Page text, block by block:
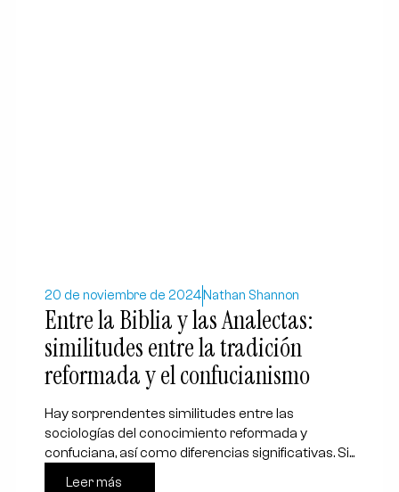
20 de noviembre de 2024 Nathan Shannon
Entre la Biblia y las Analectas:
similitudes entre la tradición
reformada y el confucianismo
Hay sorprendentes similitudes entre las
sociologías del conocimiento reformada y
confuciana, así como diferencias significativas. Si...
Leer más